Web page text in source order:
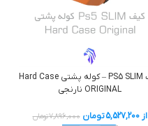
کیف PS5 SLIM – کوله پشتی Hard Case
ORIGINAL نارنجی
از5,527,200تومان 7,896,000تومان